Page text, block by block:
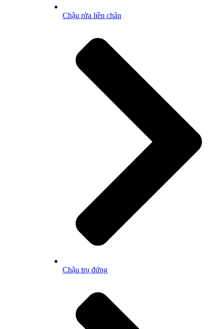
Chậu rửa liền chân
Chậu trụ đứng